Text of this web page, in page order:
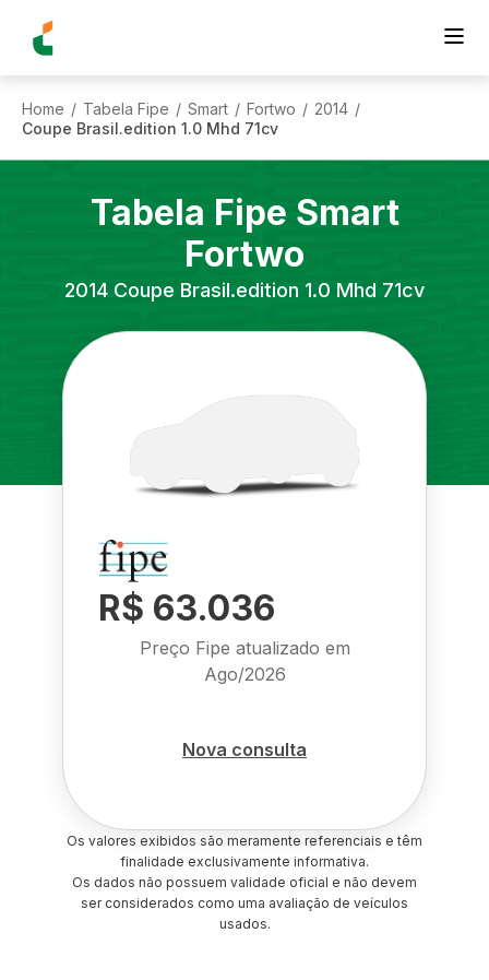
Home / Tabela Fipe / Smart / Fortwo / 2014 /
Coupe Brasil.edition 1.0 Mhd 71cv
Tabela Fipe Smart
Fortwo
2014 Coupe Brasil.edition 1.0 Mhd 71cv
R$ 63.036
Preço Fipe atualizado em
Ago/2026
Nova consulta
Os valores exibidos são meramente referenciais e têm
finalidade exclusivamente informativa.
Os dados não possuem validade oficial e não devem
ser considerados como uma avaliação de veículos
usados.